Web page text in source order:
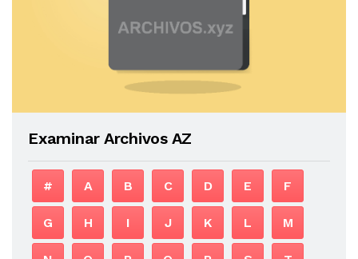
Examinar Archivos AZ
# A B C D E F
G H I J K L M